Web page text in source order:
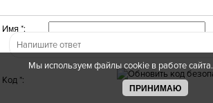
Имя *:
Код *:
Мы используем файлы cookie в работе сайта.
ПРИНИМАЮ